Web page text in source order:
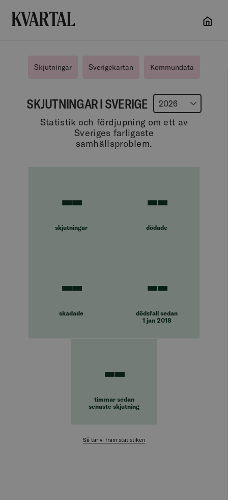
Skjutningar Sverigekartan Kommundata
SKJUTNINGAR ISVERIGE 2026
Statistik och fördjupning om ett av
Sveriges farligaste
samhällsproblem.
--
skjutningar
--
dödade
--
skadade
--
dödsfall sedan
1 jan 2018
--
timmar sedan
senaste skjutning
Så tar vi fram statistiken